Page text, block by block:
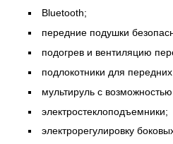
Bluetooth;
передние подушки
подогрев и вентиляцию
подлокотники для
мультируль с
электростеклоподъемники;
электрорегулировку